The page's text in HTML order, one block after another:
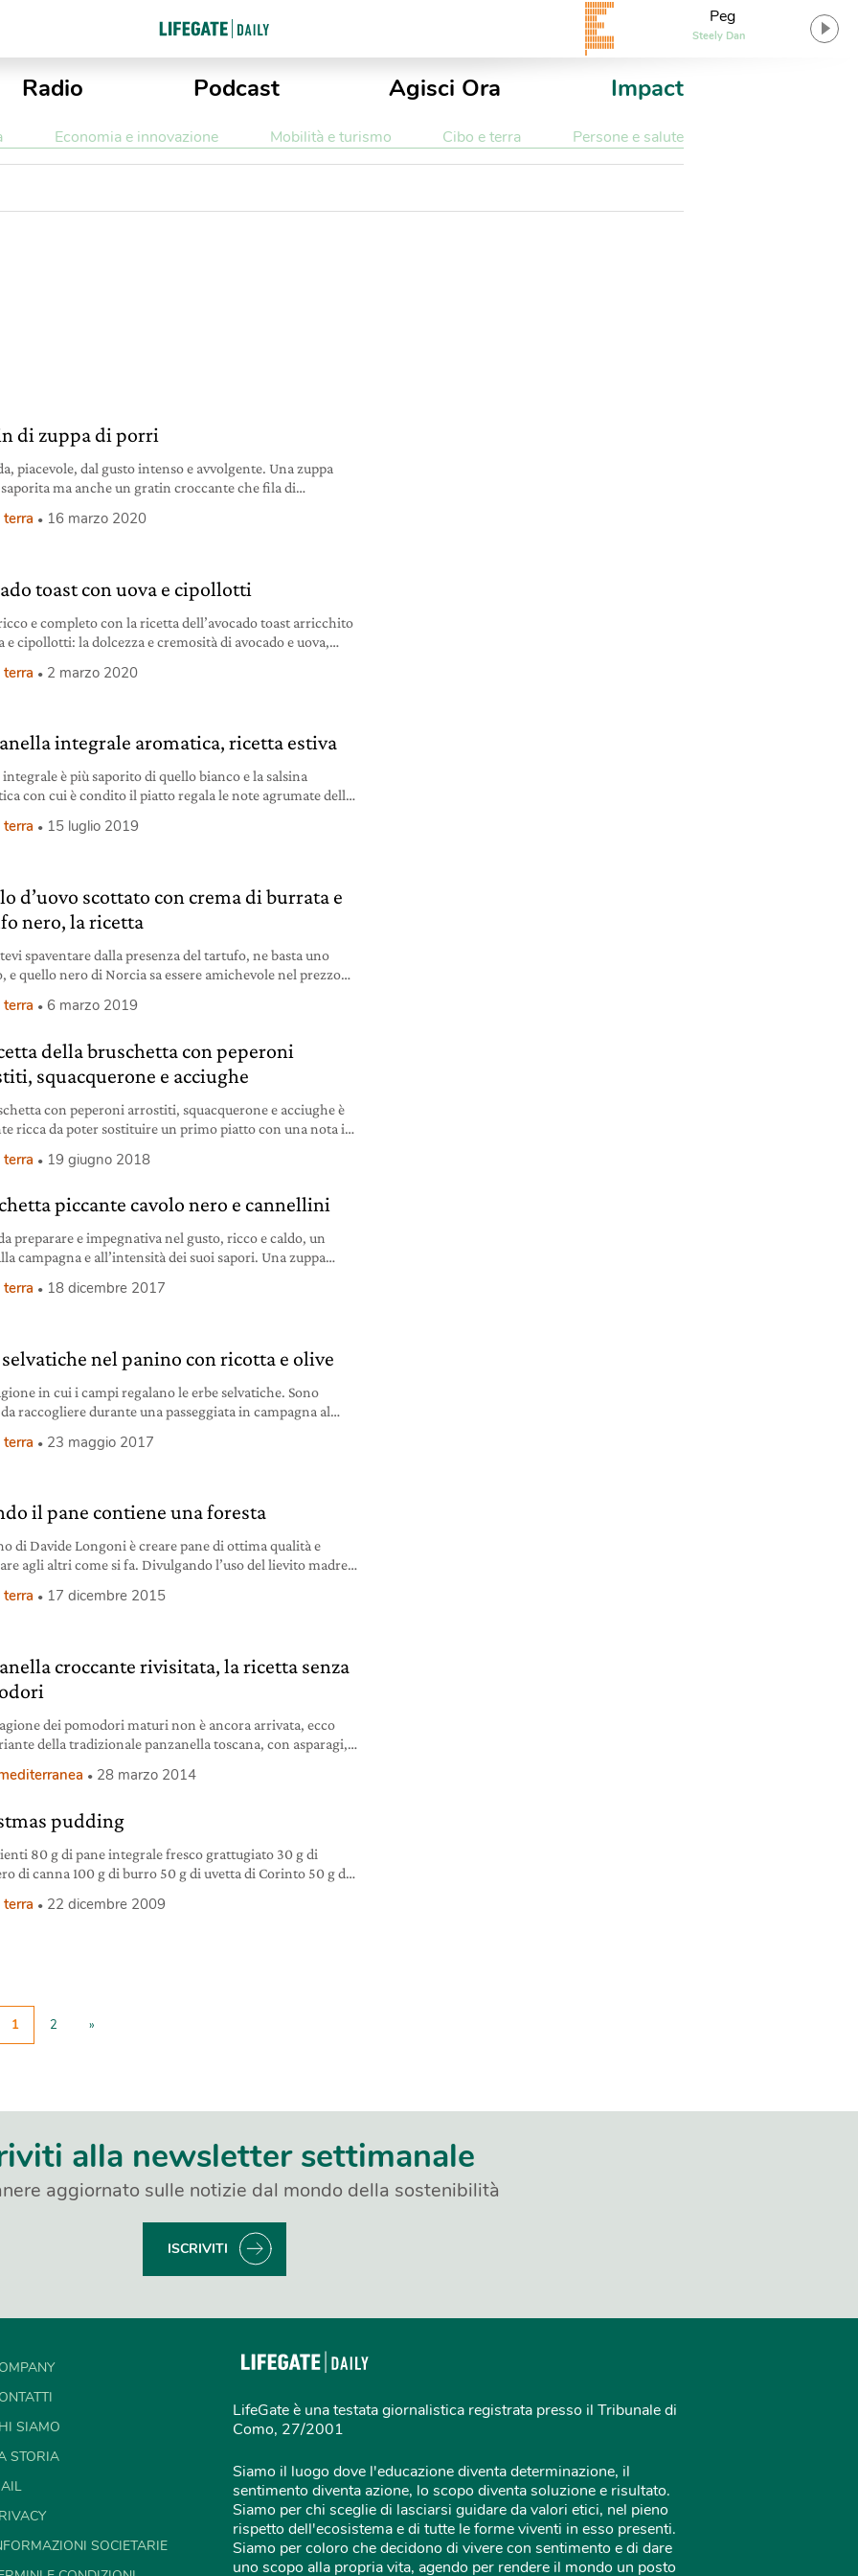
Peg
Steely Dan
Radio Podcast Agisci Ora Impact
Economia e innovazione Mobilità e turismo Cibo e terra Persone e salute
di zuppa di porri
piacevole, dal gusto intenso e avvolgente. Una zuppa
ma anche un gratin croccante che fila di
1 pagnotta di pane di grano duro o integrale fresco o
terra 16 marzo 2020
toast con uova e cipollotti
e completo con la ricetta dell’avocado toast arricchito
e cipollotti: la dolcezza e cremosità di avocado e uova,
terra 2 marzo 2020
integrale aromatica, ricetta estiva
integrale è più saporito di quello bianco e la salsina
con cui è condito il piatto regala le note agrumate della
panzanella integrale per 4 persone 6-8 fette di pane
terra 15 luglio 2019
d’uovo scottato con crema di burrata e
nero, la ricetta
spaventare dalla presenza del tartufo, ne basta uno
e quello nero di Norcia sa essere amichevole nel prezzo
perché i tuorli saranno quasi crudi. Ingredienti tuorlo
bio) 100 g circa di stracciatella
terra 6 marzo 2019
della bruschetta con peperoni
squacquerone e acciughe
con peperoni arrostiti, squacquerone e acciughe è
ricca da poter sostituire un primo piatto con una nota in
terra 19 giugno 2018
piccante cavolo nero e cannellini
preparare e impegnativa nel gusto, ricco e caldo, un
campagna e all’intensità dei suoi sapori. Una zuppa
4 fette di pane integrale o semintegrale (possibilmente
terra 18 dicembre 2017
nel panino con ricotta e olive
in cui i campi regalano le erbe selvatiche. Sono
raccogliere durante una passeggiata in campagna al
e di gusto.
terra 23 maggio 2017
il pane contiene una foresta
di Davide Longoni è creare pane di ottima qualità e
come si fa. Divulgando l’uso del lievito madre,
terra 17 dicembre 2015
croccante rivisitata, la ricetta senza
dei pomodori maturi non è ancora arrivata, ecco
della tradizionale panzanella toscana, con asparagi,
saporita, croccante e velocissima da preparare. Un piatto
28 marzo 2014
pudding
80 g di pane integrale fresco grattugiato 30 g di
di canna 100 g di burro 50 g di uvetta di Corinto 50 g di
e tritate 50 g di marmellata di albicocche 20 g di
terra 22 dicembre 2009
1 2 »
alla newsletter settimanale
aggiornato sulle notizie dal mondo della sostenibilità
ISCRIVITI
SIAMO
STORIA
SOCIETARIE
LifeGate è una testata giornalistica registrata presso il Tribunale di
Como, 27/2001
Siamo il luogo dove l'educazione diventa determinazione, il
sentimento diventa azione, lo scopo diventa soluzione e risultato.
Siamo per chi sceglie di lasciarsi guidare da valori etici, nel pieno
rispetto dell'ecosistema e di tutte le forme viventi in esso presenti.
Siamo per coloro che decidono di vivere con sentimento e di dare
uno scopo alla propria vita, agendo per rendere il mondo un posto